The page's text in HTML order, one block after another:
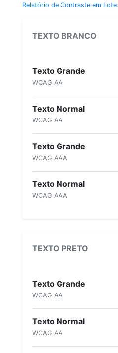
Relatório de Contraste em Lote.
TEXTO BRANCO
Texto Grande
WCAG AA
Texto Normal
WCAG AA
Texto Grande
WCAG AAA
Texto Normal
WCAG AAA
TEXTO PRETO
Texto Grande
WCAG AA
Texto Normal
WCAG AA